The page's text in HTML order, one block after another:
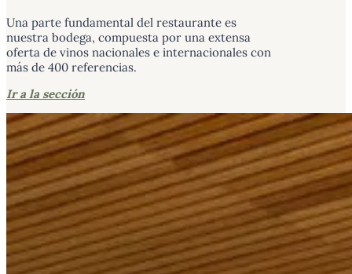
Una parte fundamental del restaurante es
nuestra bodega, compuesta por una extensa
oferta de vinos nacionales e internacionales con
más de 400 referencias.
Ir a la sección